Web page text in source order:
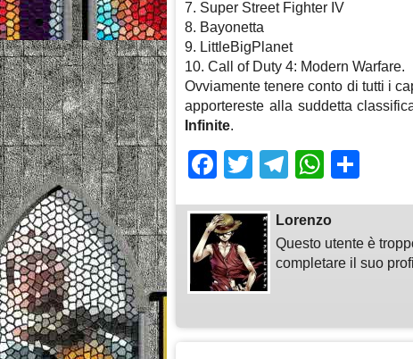
7. Super Street Fighter IV
8. Bayonetta
9. LittleBigPlanet
10. Call of Duty 4: Modern Warfare.
Ovviamente tenere conto di tutti i
apportereste alla suddetta
Infinite.
Facebook
TwitterTelegram
Lorenzo
Questo utente è
completare il suo